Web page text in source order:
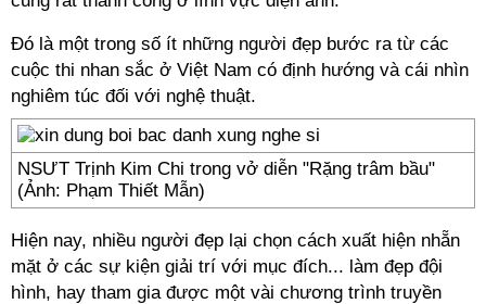
Đó là một trong số ít những người đẹp bước ra từ các
cuộc thi nhan sắc ở Việt Nam có định hướng và cái nhìn
nghiêm túc đối với nghệ thuật.
NSƯT Trịnh Kim Chi trong vở diễn "Rặng trâm bầu"
(Ảnh: Phạm Thiết Mẫn)
Hiện nay, nhiều người đẹp lại chọn cách xuất hiện nhẵn
mặt ở các sự kiện giải trí với mục đích... làm đẹp đội
hình, hay tham gia được một vài chương trình truyền